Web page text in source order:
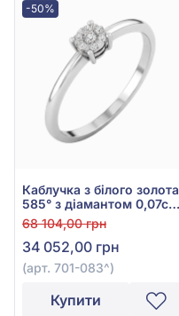
-50%
Каблучка з білого золота
585° з діамантом 0,07ct,
арт. 701-083
68 104,00 грн
34 052,00 грн
(арт. 701-083^)
Купити